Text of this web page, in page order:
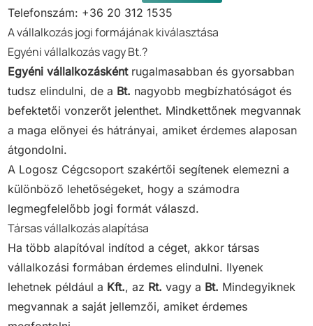
Telefonszám: +36 20 312 1535
A vállalkozás jogi formájának kiválasztása
Egyéni vállalkozás vagy Bt.?
Egyéni vállalkozáskéntrugalmasabban és gyorsabban
tudsz elindulni, de a Bt. nagyobb megbízhatóságot és
befektetői vonzerőt jelenthet. Mindkettőnek megvannak
a maga előnyei és hátrányai, amiket érdemes alaposan
átgondolni.
A Logosz Cégcsoport szakértői segítenek elemezni a
különböző lehetőségeket, hogy a számodra
legmegfelelőbb jogi formát válaszd.
Társas vállalkozás alapítása
Ha több alapítóval indítod a céget, akkor társas
vállalkozási formában érdemes elindulni. Ilyenek
lehetnek például a Kft., az Rt. vagy a Bt. Mindegyiknek
megvannak a saját jellemzői, amiket érdemes